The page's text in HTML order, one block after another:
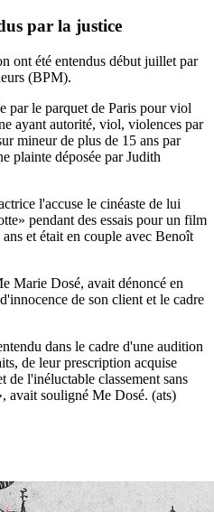
par la justice
ont été entendus début juillet par
(BPM).
par le parquet de Paris pour viol
ayant autorité, viol, violences par
mineur de plus de 15 ans par
plainte déposée par Judith
l'accuse le cinéaste de lui
pendant des essais pour un film
et était en couple avec Benoît
Marie Dosé, avait dénoncé en
de son client et le cadre
dans le cadre d'une audition
de leur prescription acquise
de l'inéluctable classement sans
avait souligné Me Dosé. (ats)